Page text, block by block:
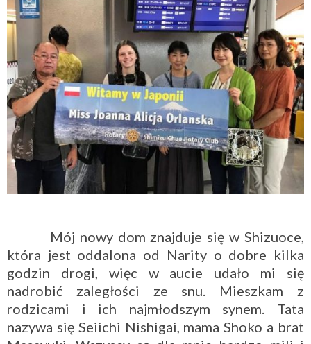
Mój nowy dom znajduje się w Shizuoce,
która jest oddalona od Narity o dobre kilka
godzin drogi, więc w aucie udało mi się
nadrobić zaległości ze snu. Mieszkam z
rodzicami i ich najmłodszym synem. Tata
nazywa się Seiichi Nishigai, mama Shoko a brat